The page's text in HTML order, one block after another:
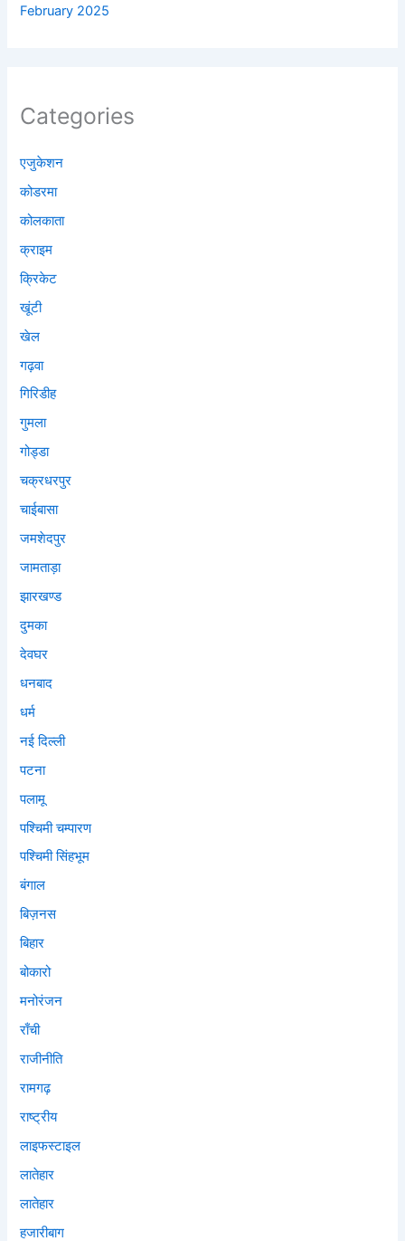
February 2025
Categories
एजुकेशन
कोडरमा
कोलकाता
क्राइम
क्रिकेट
खूंटी
खेल
गढ़वा
गिरिडीह
गुमला
गोड्डा
चक्रधरपुर
चाईबासा
जमशेदपुर
जामताड़ा
झारखण्ड
दुमका
देवघर
धनबाद
धर्म
नई दिल्ली
पटना
पलामू
पश्चिमी चम्पारण
पश्चिमी सिंहभूम
बंगाल
बिज़नस
बिहार
बोकारो
मनोरंजन
राँची
राजीनीति
रामगढ़
राष्ट्रीय
लाइफस्टाइल
लातेहार
लातेहार
हजारीबाग